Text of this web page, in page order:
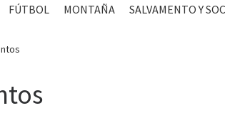
FÚTBOL MONTAÑA SALVAMENTO Y